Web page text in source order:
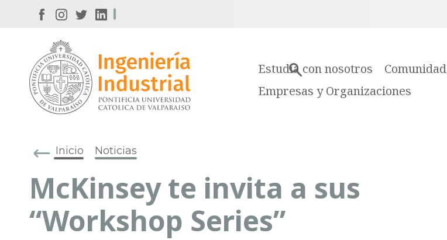
Estudia con nosotros Comunidad
Empresas y Organizaciones
Inicio Noticias
McKinsey te invita a sus
“Workshop Series”